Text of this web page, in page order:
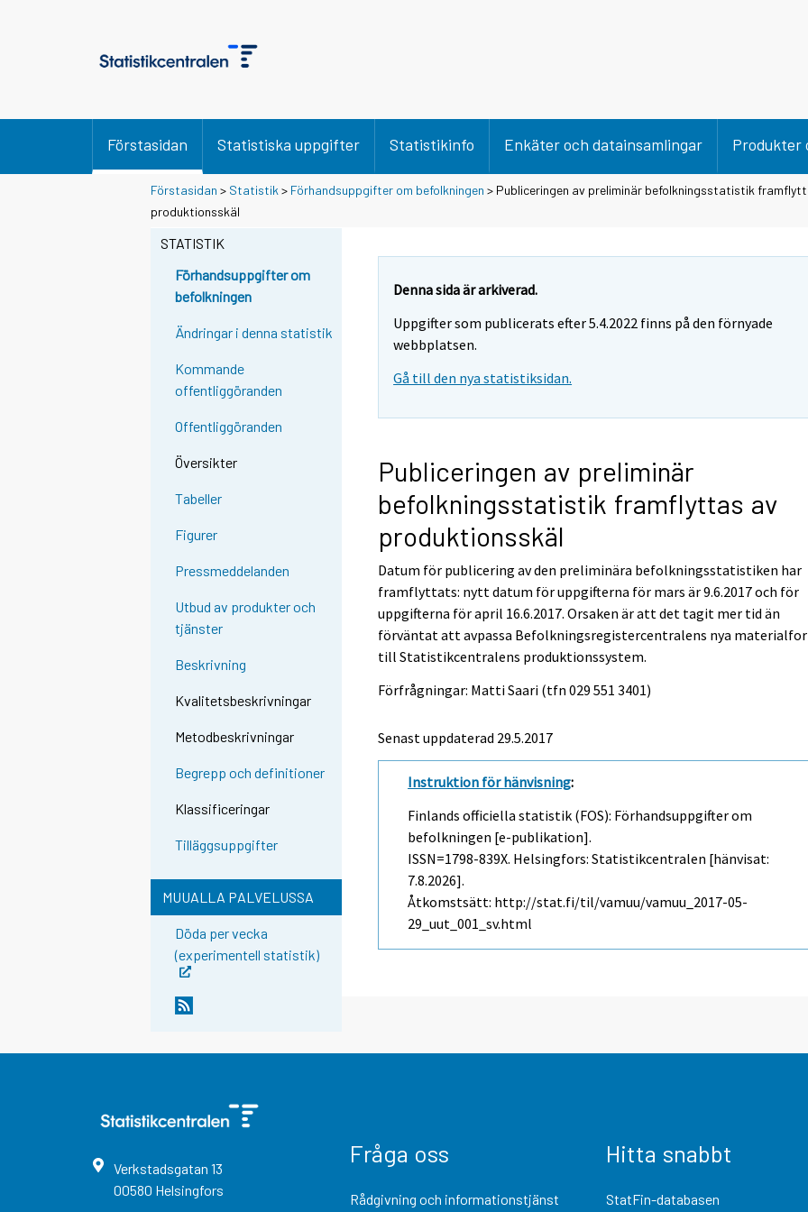
Förstasidan Statistiska uppgifter Statistikinfo Enkäter och datainsamlingar Produkter
Förstasidan > Statistik > Förhandsuppgifter om befolkningen > Publiceringen av preliminär befolkningsstatistik
produktionsskäl
STATISTIK
Förhandsuppgifter om
befolkningen
Ändringar i denna statistik
Kommande
offentliggöranden
Offentliggöranden
Översikter
Tabeller
Figurer
Pressmeddelanden
Utbud av produkter och
tjänster
Beskrivning
Kvalitetsbeskrivningar
Metodbeskrivningar
Begrepp och definitioner
Klassificeringar
Tilläggsuppgifter
MUUALLA PALVELUSSA
Döda per vecka
(experimentell statistik)
i
Denna sida är arkiverad.
Uppgifter som publicerats efter 5.4.2022 finns på den förnyade
webbplatsen.
Gå till den nya statistiksidan.
Publiceringen av preliminär
befolkningsstatistik framflyttas av
produktionsskäl
Datum för publicering av den preliminära befolkningsstatistiken har
framflyttats: nytt datum för uppgifterna för mars är 9.6.2017 och för
uppgifterna för april 16.6.2017. Orsaken är att det tagit mer tid än
förväntat att avpassa Befolkningsregistercentralens nya
till Statistikcentralens produktionssystem.
Förfrågningar: Matti Saari (tfn 029 551 3401)
Senast uppdaterad 29.5.2017
Instruktion för hänvisning:
Finlands officiella statistik (FOS): Förhandsuppgifter om
befolkningen [e-publikation].
ISSN=1798-839X. Helsingfors: Statistikcentralen [hänvisat:
7.8.2026].
Åtkomstsätt: http://stat.fi/til/vamuu/vamuu_2017-05-
29_uut_001_sv.html
Verkstadsgatan 13
00580 Helsingfors
Fråga oss
Rådgivning och informationstjänst
Hitta snabbt
StatFin-databasen